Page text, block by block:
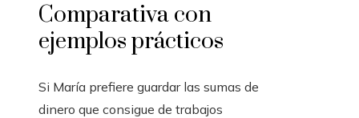
Comparativa con
ejemplos prácticos
Si María prefiere guardar las sumas de
dinero que consigue de trabajos